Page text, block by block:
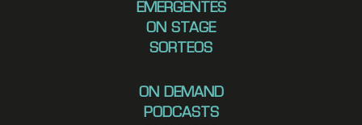
EMERGENTES
ON STAGE
SORTEOS
ON DEMAND
PODCASTS